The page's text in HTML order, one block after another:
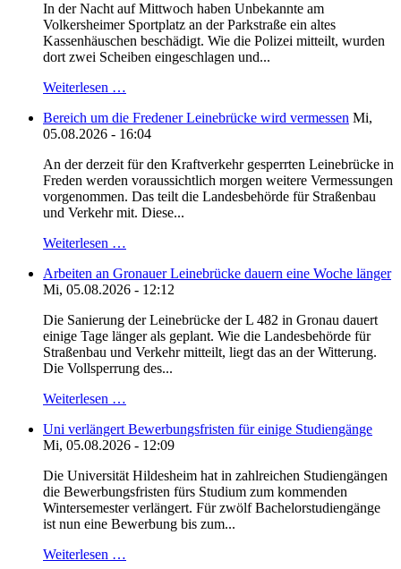
In der Nacht auf Mittwoch haben Unbekannte am
Volkersheimer Sportplatz an der Parkstraße ein altes
Kassenhäuschen beschädigt. Wie die Polizei mitteilt, wurden
dort zwei Scheiben eingeschlagen und...
Weiterlesen …
Bereich um die Fredener Leinebrücke wird vermessen Mi,
05.08.2026 - 16:04
An der derzeit für den Kraftverkehr gesperrten Leinebrücke in
Freden werden voraussichtlich morgen weitere Vermessungen
vorgenommen. Das teilt die Landesbehörde für Straßenbau
und Verkehr mit. Diese...
Weiterlesen …
Arbeiten an Gronauer Leinebrücke dauern eine Woche länger
Mi, 05.08.2026 - 12:12
Die Sanierung der Leinebrücke der L 482 in Gronau dauert
einige Tage länger als geplant. Wie die Landesbehörde für
Straßenbau und Verkehr mitteilt, liegt das an der Witterung.
Die Vollsperrung des...
Weiterlesen …
Uni verlängert Bewerbungsfristen für einige Studiengänge
Mi, 05.08.2026 - 12:09
Die Universität Hildesheim hat in zahlreichen Studiengängen
die Bewerbungsfristen fürs Studium zum kommenden
Wintersemester verlängert. Für zwölf Bachelorstudiengänge
ist nun eine Bewerbung bis zum...
Weiterlesen …